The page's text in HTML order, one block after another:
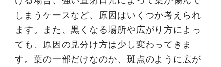
しまうケースなど、原因はいくつか考えられ
ます。また、黒くなる場所や広がり方によっ
ても、原因の見分け方は少し変わってきま
す。葉の一部だけなのか、斑点のように広が